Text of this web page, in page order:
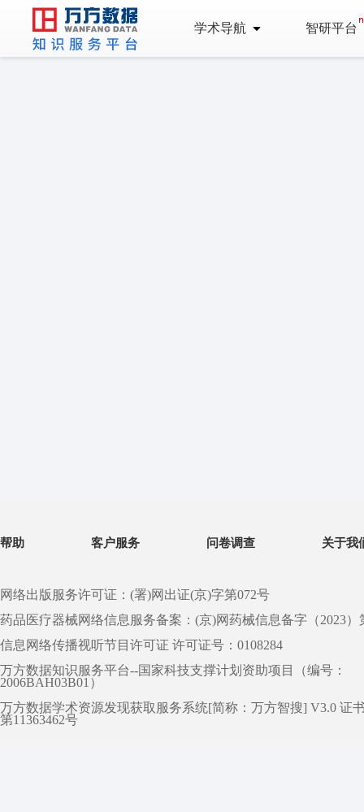
学术导航 智研平台
帮助 客户服务 问卷调查 关于我
网络出版服务许可证：(署)网出证(京)字第072号
药品医疗器械网络信息服务备案：(京)网药械信息备字（2023）
信息网络传播视听节目许可证 许可证号：0108284
万方数据知识服务平台--国家科技支撑计划资助项目（编号：
2006BAH03B01）
万方数据学术资源发现获取服务系统[简称：万方智搜] V3.0 证
第11363462号